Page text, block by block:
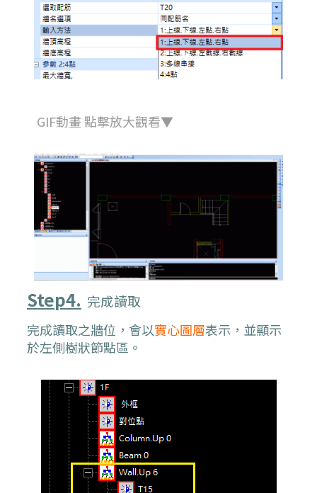
GIF動畫 點擊放大觀看▼
Step4. 完成讀取
完成讀取之牆位，會以實心圖層表示，並顯示
於左側樹狀節點區。